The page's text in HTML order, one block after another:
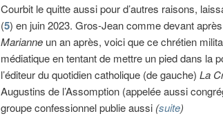
Courbit le quitte aussi pour d’autres raisons,
(5) en juin 2023. Gros-Jean comme devant
Marianne un an après, voici que ce chrétien
médiatique en tentant de mettre un pied dans la
l’éditeur du quotidien catholique (de gauche) La
Augustins de l’Assomption (appelée aussi
groupe confessionnel publie aussi (suite)